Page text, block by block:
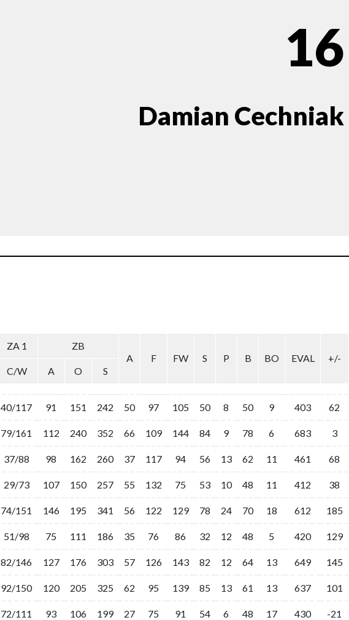
16
Damian Cechniak
ZA 1
ZB
A
F FW S P B BO EVAL
+/-
C/W A O S
40/117 91 151 242 50 97 105 50 8 50 9 403 62
79/161 112 240 352 66 109 144 84 9 78 6 683 3
37/88 98 162 260 37 117 94 56 13 62 11 461 68
29/73 107 150 257 55 132 75 53 10 48 11 412 38
74/151 146 195 341 56 122 129 78 24 70 18 612 185
51/98 75 111 186 35 76 86 32 12 48 5 420 129
82/146 127 176 303 57 126 143 82 12 64 13 649 145
92/150 120 205 325 62 95 139 85 13 61 13 637 101
72/111 93 106 199 27 75 91 54 6 48 17 430 -21